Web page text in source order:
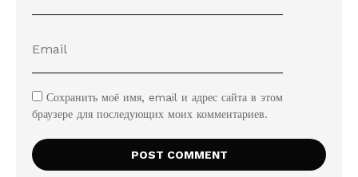
Сохранить моё имя, email и адрес сайта в этом
браузере для последующих моих комментариев.